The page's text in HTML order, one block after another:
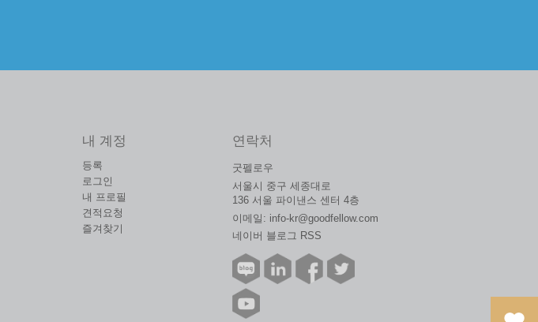
내 계정
등록
로그인
내 프로필
견적요청
즐겨찾기
연락처
굿펠로우
서울시 중구 세종대로
136 서울 파이낸스 센터 4층
이메일: info-kr@goodfellow.com
네이버 블로그 RSS